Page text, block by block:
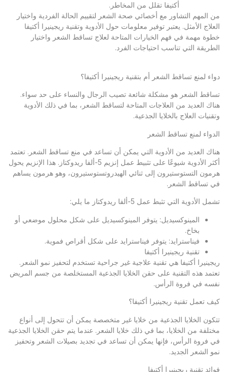
أكتيفا تقلل من المخاطر.
من المهم التشاور مع أخصائي صحة الشعر لتقييم الحالة الفردية واختيار
العلاج الأمثل. يعتبر توفير معلومات حول الأدوية وتقنية ريجينيرا أكتيفا
خطوة مهمة في فهم الخيارات المتاحة لعلاج تساقط الشعر واختيار
الطريقة التي تناسب احتياجات الفرد.
دواء لمنع تساقط الشعر أم بتقنية ريجينيرا أكتيفا؟
تساقط الشعر هو مشكلة شائعة تصيب الرجال والنساء على حد سواء.
هناك العديد من العلاجات المتاحة لتساقط الشعر، بما في ذلك الأدوية
وتقنيات العلاج بالخلايا الجذعية.
الدواء لمنع تساقط الشعر
هناك العديد من الأدوية التي يمكن أن تساعد في منع تساقط الشعر. تعتمد
أكثر الأدوية شيوعًا على تثبيط عمل إنزيم 5-ألفا ريدوكتاز. هذا الإنزيم يحول
هرمون التستوستيرون إلى ثنائي الهيدروتستوستيرون، وهو هرمون يساهم
في تساقط الشعر.
تشمل الأدوية التي تثبط عمل 5-ألفا ريدوكتاز ما يلي:
المينوكسيديل: يتوفر المينوكسيديل على شكل محلول موضعي أو
بخاخ.
فيناسترايد: يتوفر فيناسترايد على شكل أقراص فموية.
تقنية ريجينيرا أكتيفا
ريجينيرا أكتيفا هي تقنية علاجية غير جراحية تستخدم لتحفيز نمو الشعر.
تعتمد هذه التقنية على حقن الخلايا الجذعية المستخلصة من جسم المريض
نفسه في فروة الرأس.
كيف تعمل تقنية ريجينيرا أكتيفا؟
تتكون الخلايا الجذعية من خلايا غير متخصصة يمكن أن تتحول إلى أنواع
مختلفة من الخلايا، بما في ذلك خلايا الشعر. عندما يتم حقن الخلايا الجذعية
في فروة الرأس، فإنها يمكن أن تساعد في تجديد بصيلات الشعر وتحفيز
نمو الشعر الجديد.
فوائد تقنية ريجينيرا أكتيفا